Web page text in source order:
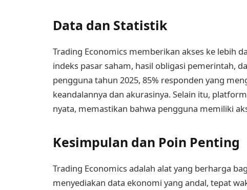
Data dan Statistik
Trading Economics memberikan akses ke lebih
indeks pasar saham, hasil obligasi pemerintah,
pengguna tahun 2025, 85% responden yang
keandalannya dan akurasinya. Selain itu,
nyata, memastikan bahwa pengguna memiliki
Kesimpulan dan Poin Penting
Trading Economics adalah alat yang berharga
menyediakan data ekonomi yang andal, tepat